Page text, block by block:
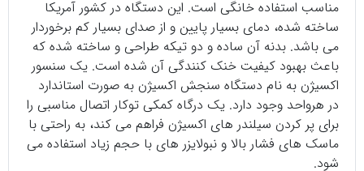
مناسب استفاده خانگی است. این دستگاه در کشور آمریکا
ساخته شده، دمای بسیار پایین و از صدای بسیار کم برخوردار
می باشد. بدنه آن ساده و دو تیکه طراحی و ساخته شده که
باعث بهبود کیفیت خنک کنندگی آن شده است. یک سنسور
اکسیژن به نام دستگاه سنجش اکسیژن به صورت استاندارد
در هرواحد وجود دارد. یک درگاه کمکی توکار اتصال مناسبی را
برای پر کردن سیلندر های اکسیژن فراهم می کند، به راحتی با
ماسک های فشار بالا و نبولایزر های با حجم زیاد استفاده می
شود.